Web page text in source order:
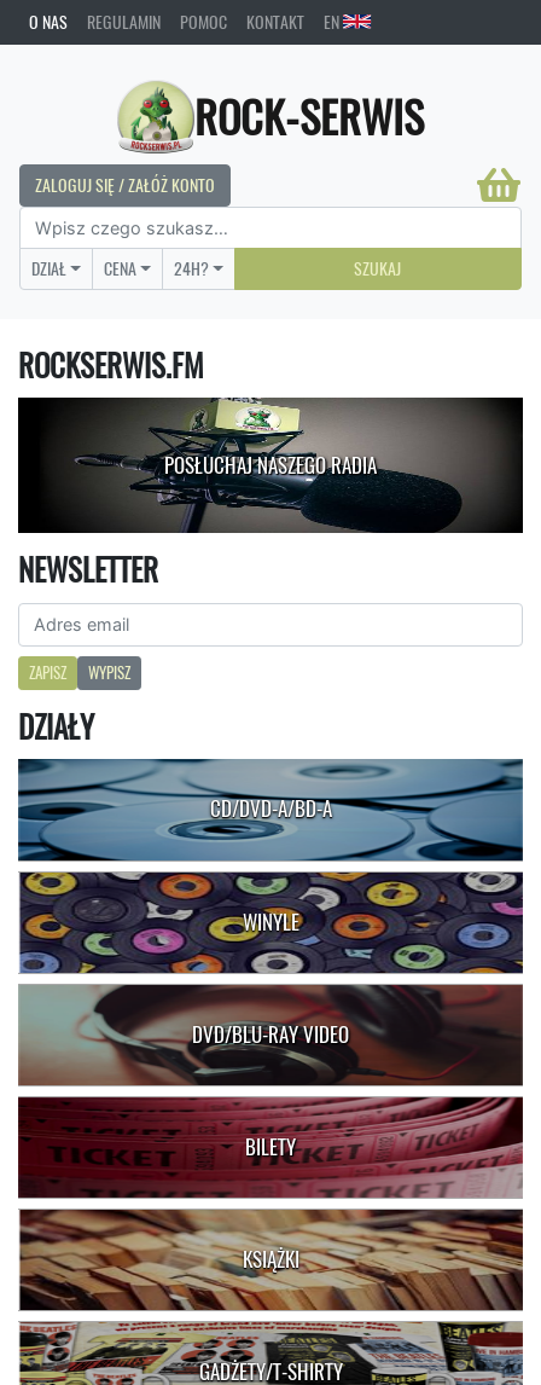
O NAS REGULAMIN POMOC KONTAKT EN
ROCK-SERWIS
ZALOGUJ SIĘ / ZAŁÓŻ KONTO
DZIAŁ CENA 24H? SZUKAJ
ROCKSERWIS.FM
POSŁUCHAJ NASZEGO RADIA
NEWSLETTER
ZAPISZ WYPISZ
DZIAŁY
CD/DVD-A/BD-A
WINYLE
DVD/BLU-RAY VIDEO
BILETY
KSIĄŻKI
GADŻETY/T-SHIRTY